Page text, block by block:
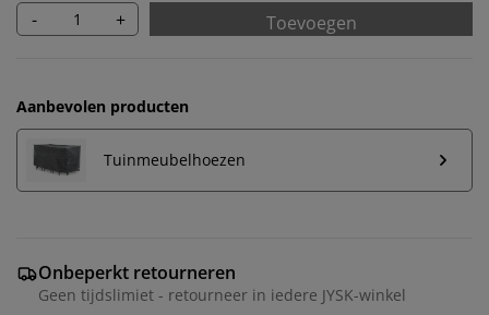
- + Toevoegen
Aanbevolen producten
Tuinmeubelhoezen
Onbeperkt retourneren
Geen tijdslimiet - retourneer in iedere JYSK-winkel